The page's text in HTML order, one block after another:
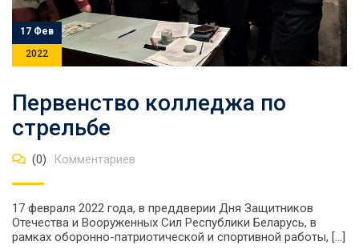
17 Фев
2022
Первенство колледжа по
стрельбе
(0) Комментариев
17 февраля 2022 года, в преддверии Дня Защитников
Отечества и Вооруженных Сил Республики Беларусь, в
рамках оборонно-патриотической и спортивной работы, […]